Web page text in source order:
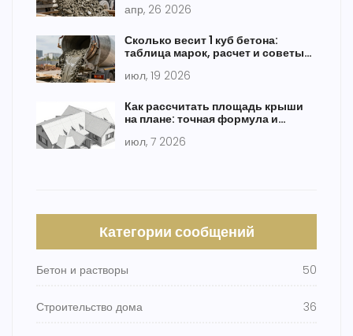
апр, 26 2026
Сколько весит 1 куб бетона:
таблица марок, расчет и советы
июл, 19 2026
Как рассчитать площадь крыши
на плане: точная формула и
июл, 7 2026
Категории сообщений
Бетон и растворы 50
Строительство дома 36